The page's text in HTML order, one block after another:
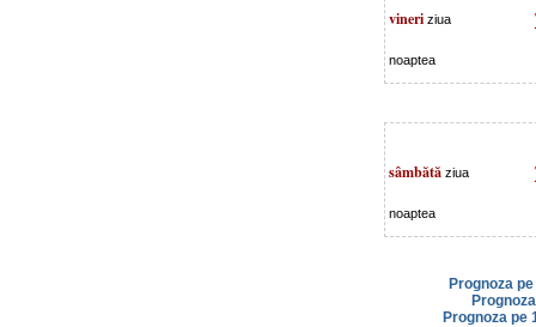
vineri ziua
noaptea
sâmbătă ziua
noaptea
Prognoza
Prognoza pe